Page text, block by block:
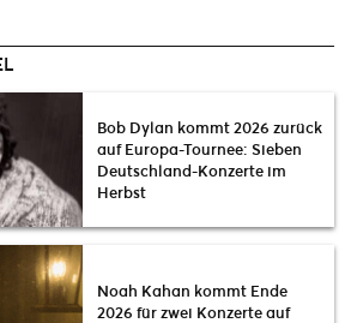
Bob Dylan kommt 2026 zurück
auf Europa-Tournee: Sieben
Deutschland-Konzerte im
Herbst
Noah Kahan kommt Ende
2026 für zwei Konzerte auf